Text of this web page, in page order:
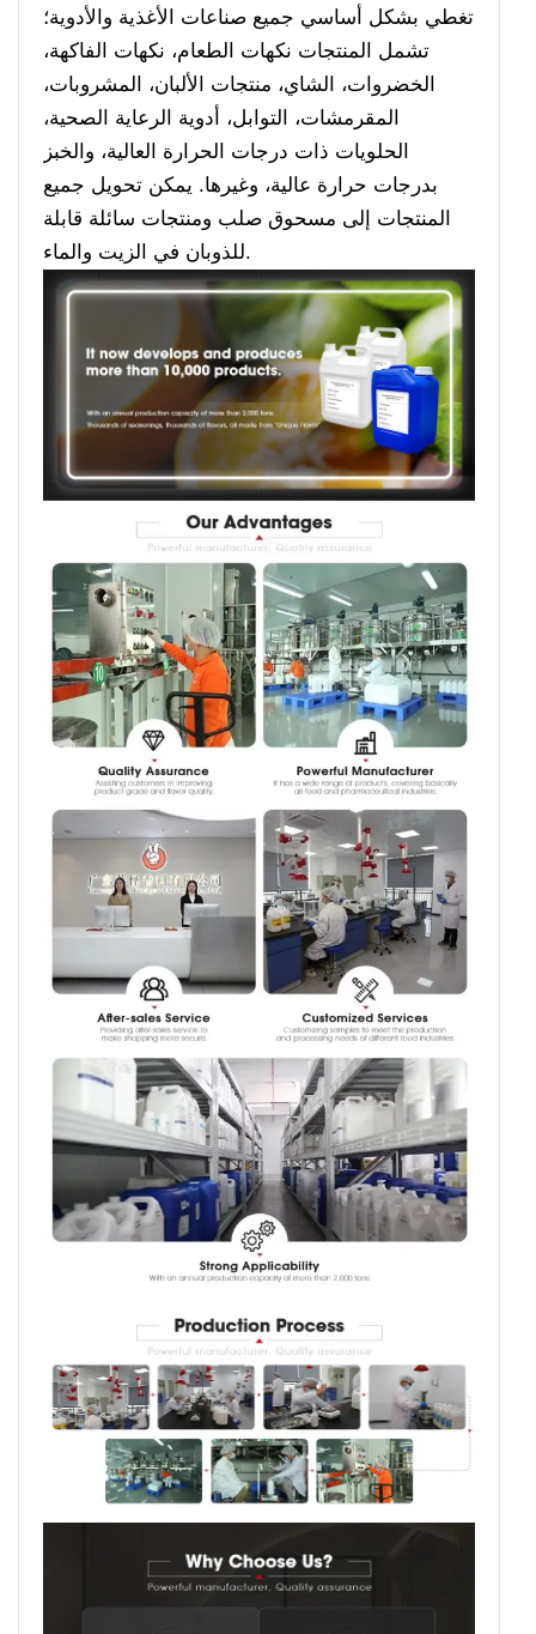
تغطي بشكل أساسي جميع صناعات الأغذية والأدوية؛
تشمل المنتجات نكهات الطعام، نكهات الفاكهة،
الخضروات، الشاي، منتجات الألبان، المشروبات،
المقرمشات، التوابل، أدوية الرعاية الصحية،
الحلويات ذات درجات الحرارة العالية، والخبز
بدرجات حرارة عالية، وغيرها. يمكن تحويل جميع
المنتجات إلى مسحوق صلب ومنتجات سائلة قابلة
للذوبان في الزيت والماء.